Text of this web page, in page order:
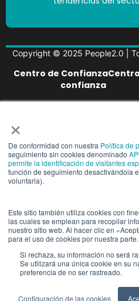
×
De conformidad con nuestra Política de
seguimiento sin cookies denominado
permite la identificación de visitantes
función de seguimiento desactivándola
voluntaria).
Este sitio también utiliza cookies con
las cuales se emplean para recopilar
nuestro sitio web. Al hacer clic en
para el uso de cookies por nuestra parte.
Si rechaza, su información no será
Se utilizará una única cookie en su
preferencia de no ser rastreado.
Configuración de las cookies
Copyright © 2025 People2.0 |
Centro de
confianza